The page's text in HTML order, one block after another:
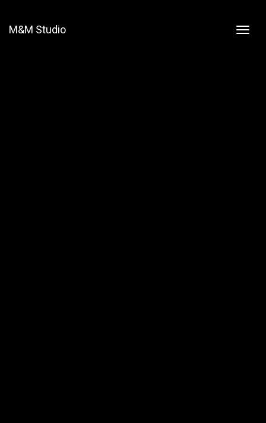
M&M Studio